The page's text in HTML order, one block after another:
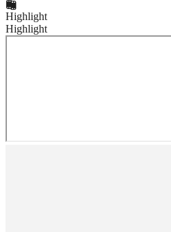
Highlight
Highlight